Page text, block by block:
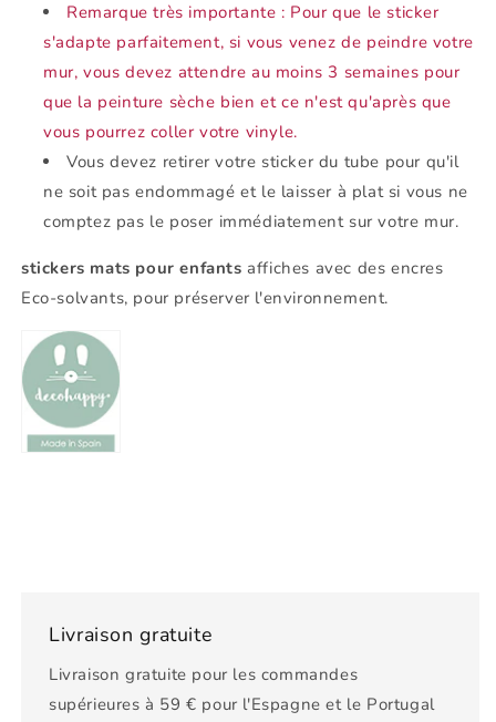
Remarque très importante : Pour que le sticker
s'adapte parfaitement, si vous venez de peindre votre
mur, vous devez attendre au moins 3 semaines pour
que la peinture sèche bien et ce n'est qu'après que
vous pourrez coller votre vinyle.
Vous devez retirer votre sticker du tube pour qu'il
ne soit pas endommagé et le laisser à plat si vous ne
comptez pas le poser immédiatement sur votre mur.
stickers mats pour enfants affiches avec des encres
Eco-solvants, pour préserver l'environnement.
Livraison gratuite
Livraison gratuite pour les commandes
supérieures à 59 € pour l'Espagne et le Portugal